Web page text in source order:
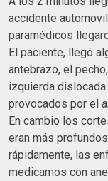
accidente
paramédicos
El paciente, llegó
antebrazo, el
izquierda
provocados por el
En cambio los
eran más
rápidamente, las
medicamos con